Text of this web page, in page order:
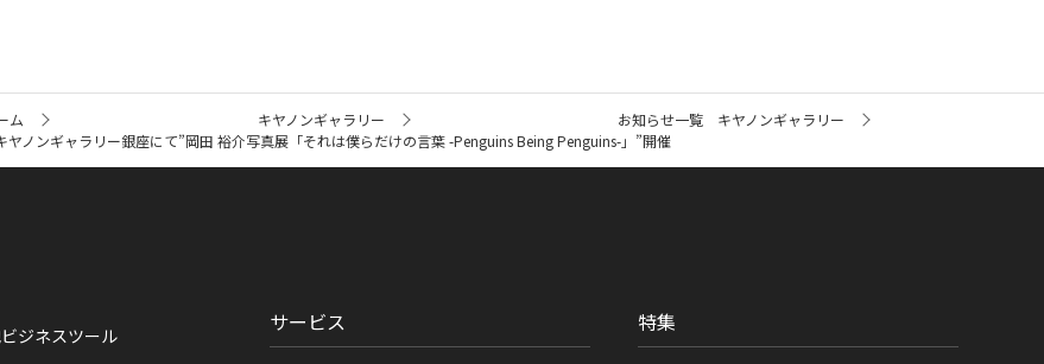
ム キヤノンギャラリー
お知らせ一覧 キヤノンギャラリー
ノンギャラリー銀座にて”岡田 裕介写真展「それは僕らだけの言葉 -Penguins Being Penguins-」”開催
ジネスツール サービス 特集